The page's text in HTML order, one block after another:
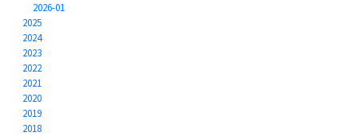
2026-01
2025
2024
2023
2022
2021
2020
2019
2018